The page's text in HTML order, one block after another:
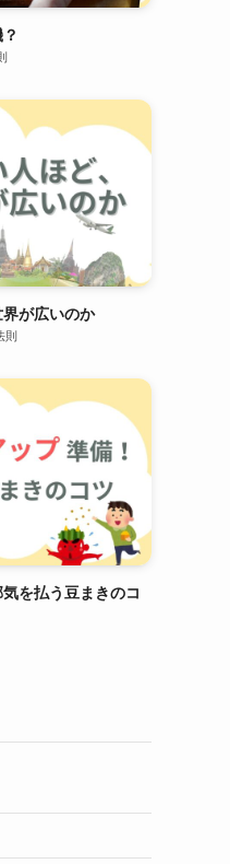
が広いのか
則
を払う豆まきのコ